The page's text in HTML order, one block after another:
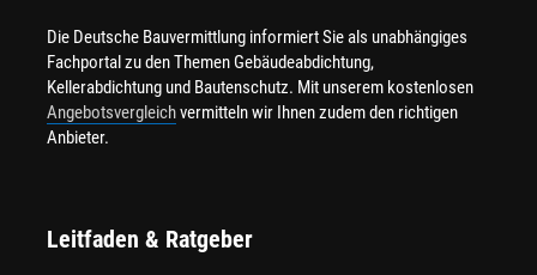
Die Deutsche Bauvermittlung informiert Sie als unabhängiges
Fachportal zu den Themen Gebäudeabdichtung,
Kellerabdichtung und Bautenschutz. Mit unserem kostenlosen
Angebotsvergleichvermitteln wir Ihnen zudem den richtigen
Anbieter.
Leitfaden & Ratgeber